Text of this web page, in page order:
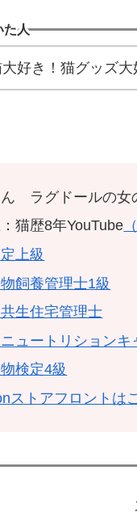
た人
好き！猫グッズ大
ラグドールの女
猫歴8年YouTube
上級
飼養管理士1級
生住宅管理士
ュートリション
検定4級
ストアフロントは